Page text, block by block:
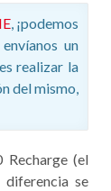
, ¡podemos
un
realizar la
del mismo,
Recharge (el
se